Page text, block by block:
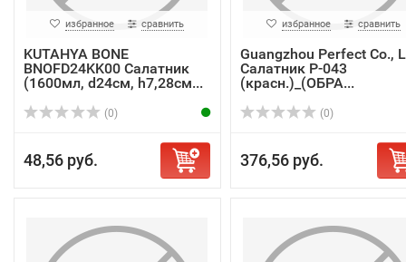
избранное сравнить
KUTAHYA BONE
BNOFD24KK00 Салатник
(1600мл, d24см, h7,28см...
(0)
48,56 руб.
избранное сравнить
Guangzhou Perfect Co.,
Салатник P-043
(красн.)_(ОБРА...
(0)
376,56 руб.